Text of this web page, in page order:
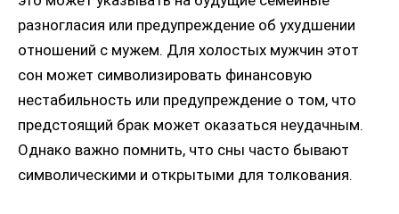
разногласия или предупреждение об ухудшении
отношений с мужем. Для холостых мужчин этот
сон может символизировать финансовую
нестабильность или предупреждение о том, что
предстоящий брак может оказаться неудачным.
Однако важно помнить, что сны часто бывают
символическими и открытыми для толкования.